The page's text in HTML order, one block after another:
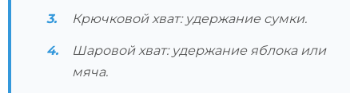
Крючковой хват: удержание сумки.
Шаровой хват: удержание яблока или
мяча.